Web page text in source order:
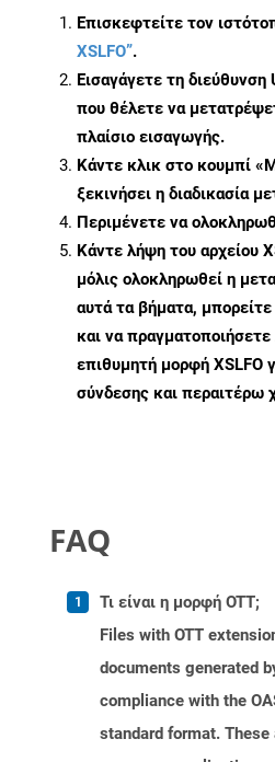
Επισκεφτείτε τον
XSLFO”.
Εισαγάγετε τη διεύθυνση
που θέλετε να
πλαίσιο εισαγωγής.
Κάντε κλικ στο κουμπί
ξεκινήσει η διαδικασία
Περιμένετε να
Κάντε λήψη του αρχείου
μόλις ολοκληρωθεί η
αυτά τα βήματα,
και να
επιθυμητή μορφή XSLFO
σύνδεσης και περαιτέρω
FAQ
Τι είναι η μορφή OTT;
Files with OTT
documents generated
compliance with the
standard format.